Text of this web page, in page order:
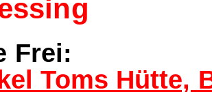
Frei:
Toms Hütte,